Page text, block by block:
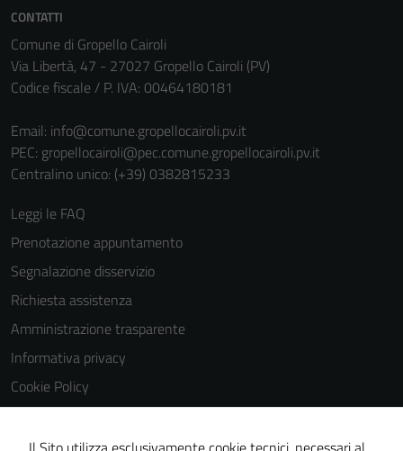
CONTATTI
Comune di Gropello Cairoli
Via Libertà, 47 - 27027 Gropello Cairoli (PV)
Codice fiscale / P. IVA: 00464180181
Email: info@comune.gropellocairoli.pv.it
PEC: gropellocairoli@pec.comune.gropellocairoli.pv.it
Centralino unico: (+39) 0382815233
Leggi le FAQ
Prenotazione appuntamento
Segnalazione disservizio
Richiesta assistenza
Amministrazione trasparente
Informativa privacy
Cookie Policy
Note legali
Dichiarazione di accessibilità